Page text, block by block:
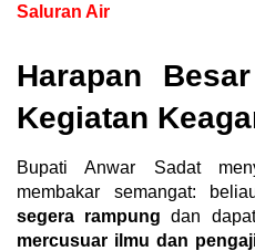
Saluran Air
Harapan
Kegiatan
Bupati Anwar Sadat
membakar semangat:
segera rampung dan
mercusuar ilmu dan